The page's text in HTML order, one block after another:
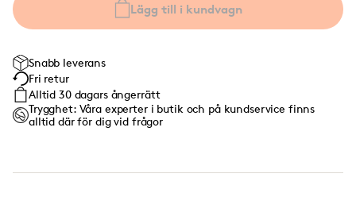
Lägg till i kundvagn
Snabb leverans
Fri retur
Alltid 30 dagars ångerrätt
Trygghet: Våra experter i butik och på kundservice finns
alltid där för dig vid frågor